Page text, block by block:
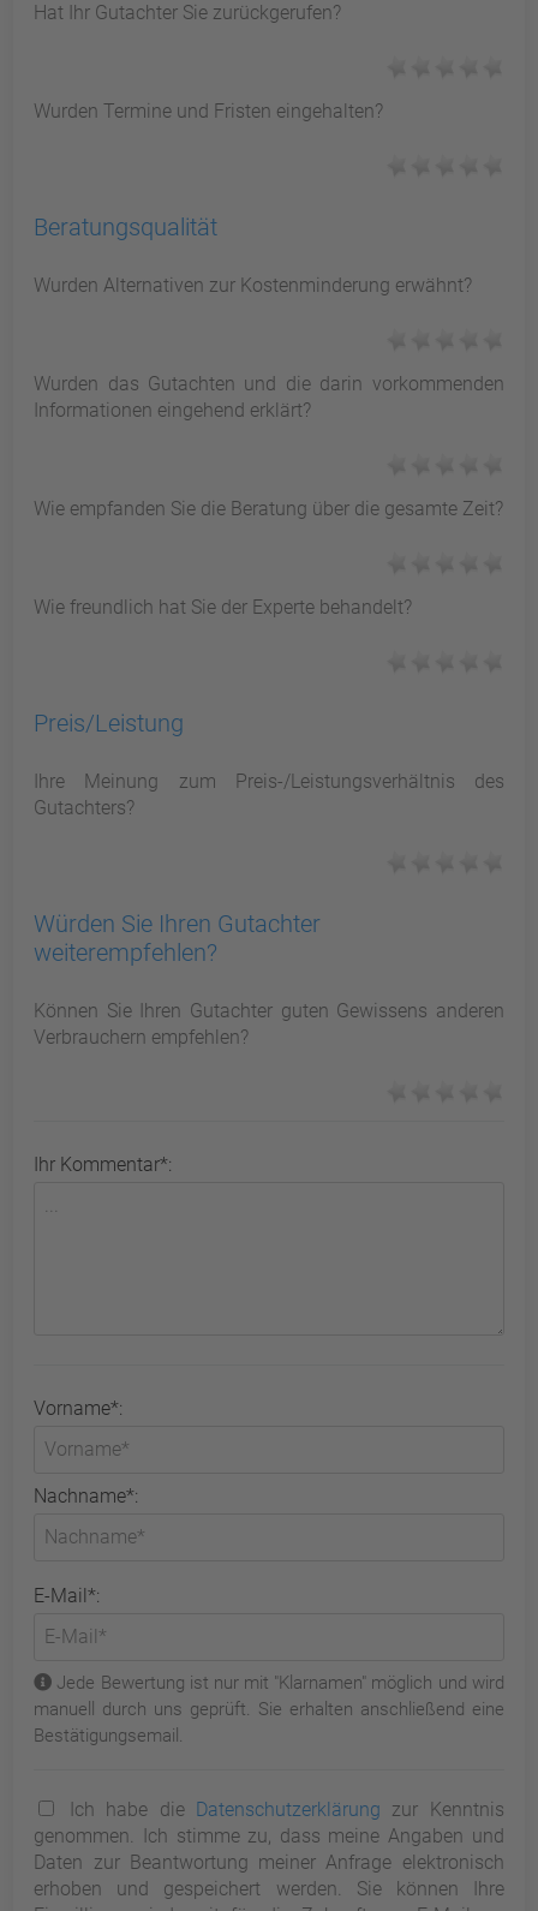
Hat Ihr Gutachter Sie zurückgerufen?
Wurden Termine und Fristen eingehalten?
Beratungsqualität
Wurden Alternativen zur Kostenminderung erwähnt?
Wurden das Gutachten und die darin vorkommenden
Informationen eingehend erklärt?
Wie empfanden Sie die Beratung über die gesamte Zeit?
Wie freundlich hat Sie der Experte behandelt?
Preis/Leistung
Ihre Meinung zum Preis-/Leistungsverhältnis des
Gutachters?
Würden Sie Ihren Gutachter
weiterempfehlen?
Können Sie Ihren Gutachter guten Gewissens anderen
Verbrauchern empfehlen?
Ihr Kommentar*:
Vorname*:
Nachname*:
E-Mail*:
Jede Bewertung ist nur mit "Klarnamen" möglich und wird
manuell durch uns geprüft. Sie erhalten anschließend eine
Bestätigungsemail.
Ich habe die Datenschutzerklärung zur Kenntnis
genommen. Ich stimme zu, dass meine Angaben und
Daten zur Beantwortung meiner Anfrage elektronisch
erhoben und gespeichert werden. Sie können Ihre